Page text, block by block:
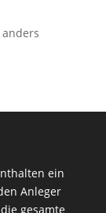
ein
Anleger
gesamte